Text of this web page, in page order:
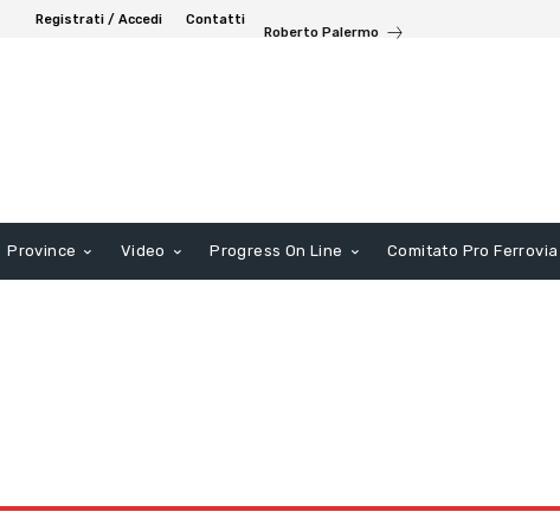
Registrati / Accedi
Contatti
Roberto Palermo
Province Video Progress On Line Comitato Pro